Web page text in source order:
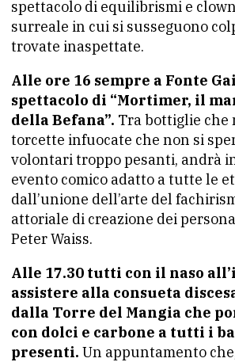
spettacolo di equilibrismi e
surreale in cui si susseguono
trovate inaspettate.
Alle ore 16 sempre a Fonte
spettacolo di “Mortimer, il
della Befana”. Tra bottiglie che
torcette infuocate che non si
volontari troppo pesanti, andrà
evento comico adatto a tutte le
dall’unione dell’arte del
attoriale di creazione dei
Peter Waiss.
Alle 17.30 tutti con il naso
assistere alla consueta
dalla Torre del Mangia che
con dolci e carbone a tutti i
presenti. Un appuntamento